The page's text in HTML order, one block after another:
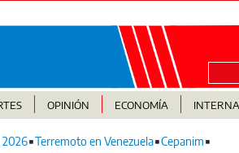
OPINIÓN ECONOMÍA
2026 Terremoto en Venezuela Cepanim